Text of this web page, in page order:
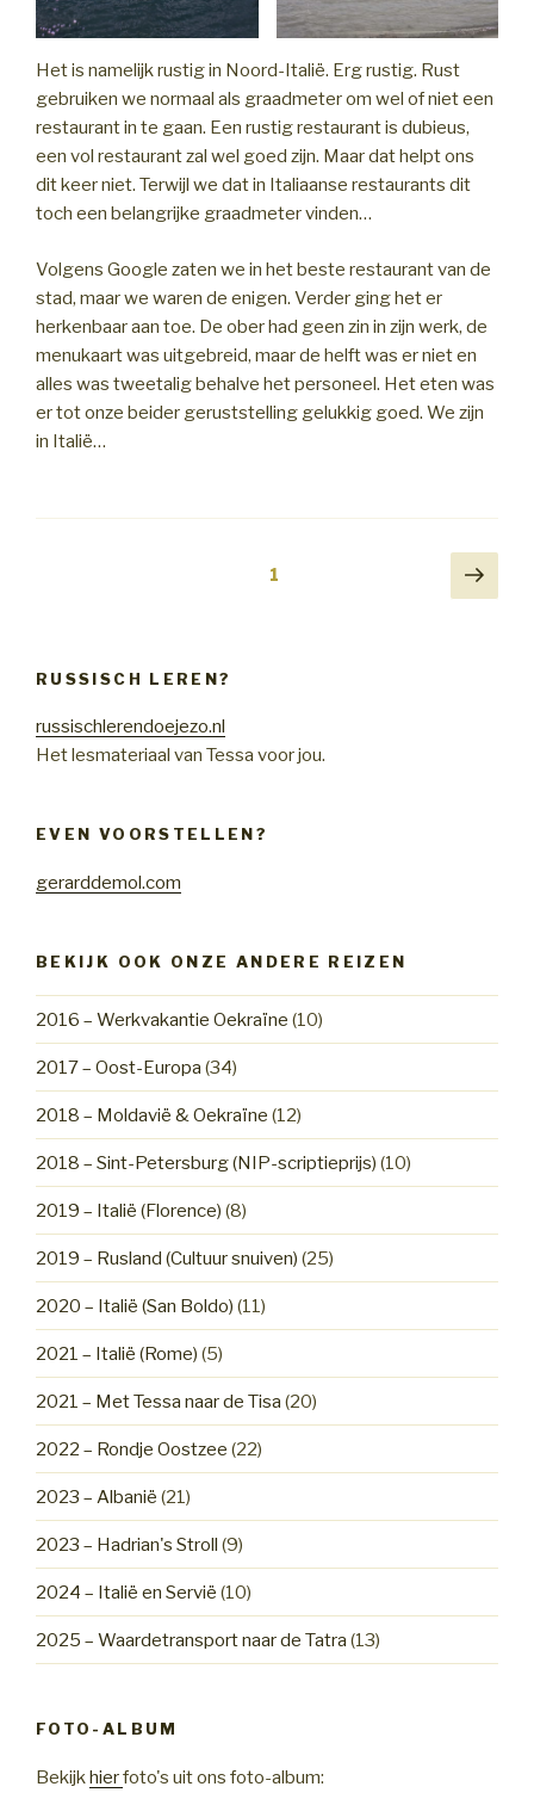
Het is namelijk rustig in Noord-Italië. Erg rustig. Rust
gebruiken we normaal als graadmeter om wel of niet een
restaurant in te gaan. Een rustig restaurant is dubieus,
een vol restaurant zal wel goed zijn. Maar dat helpt ons
dit keer niet. Terwijl we dat in Italiaanse restaurants dit
toch een belangrijke graadmeter vinden…
Volgens Google zaten we in het beste restaurant van de
stad, maar we waren de enigen. Verder ging het er
herkenbaar aan toe. De ober had geen zin in zijn werk, de
menukaart was uitgebreid, maar de helft was er niet en
alles was tweetalig behalve het personeel. Het eten was
er tot onze beider geruststelling gelukkig goed. We zijn
in Italië…
1
RUSSISCH LEREN?
russischlerendoejezo.nl
Het lesmateriaal van Tessa voor jou.
EVEN VOORSTELLEN?
gerarddemol.com
BEKIJK OOK ONZE ANDERE REIZEN
2016 – Werkvakantie Oekraïne (10)
2017 – Oost-Europa (34)
2018 – Moldavië & Oekraïne (12)
2018 – Sint-Petersburg (NIP-scriptieprijs) (10)
2019 – Italië (Florence) (8)
2019 – Rusland (Cultuur snuiven) (25)
2020 – Italië (San Boldo) (11)
2021 – Italië (Rome) (5)
2021 – Met Tessa naar de Tisa (20)
2022 – Rondje Oostzee (22)
2023 – Albanië (21)
2023 – Hadrian's Stroll (9)
2024 – Italië en Servië (10)
2025 – Waardetransport naar de Tatra (13)
FOTO-ALBUM
Bekijkhierfoto's uit ons foto-album: